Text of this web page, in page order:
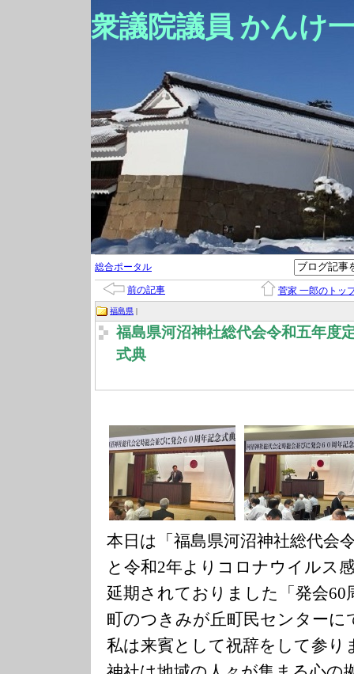
衆議院議員 かんけ
総合ポータル
前の記事 菅家 一郎のトッ
福島県 |
福島県河沼神社総代会令和五年度
式典
本日は「福島県河沼神社総代会
と令和2年よりコロナウイルス
延期されておりました「発会60
町のつきみが丘町民センターに
私は来賓として祝辞をして参り